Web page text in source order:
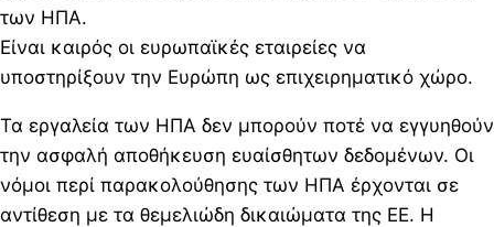
των ΗΠΑ.
Είναι καιρός οι ευρωπαϊκές εταιρείες να
υποστηρίξουν την Ευρώπη ως επιχειρηματικό χώρο.
Τα εργαλεία των ΗΠΑ δεν μπορούν ποτέ να εγγυηθούν
την ασφαλή αποθήκευση ευαίσθητων δεδομένων. Οι
νόμοι περί παρακολούθησης των ΗΠΑ έρχονται σε
αντίθεση με τα θεμελιώδη δικαιώματα της ΕΕ. Η